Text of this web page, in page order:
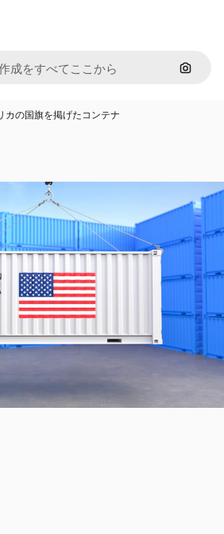
画像で
カの国旗を掲げたコンテナ